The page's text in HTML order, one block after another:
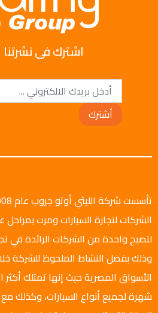
اشترك فى نشرتنا
أشترك
الشركات لتجارة السيارات ومرت
لتصبح واحدة من الشركات الرائدة في
وذلك بفضل النشاط الملحوظ للشركة
الأسواق المصرية حيث إنها تمتلك أكثر
شهرة لجميع أنواع السيارات، وكذلك